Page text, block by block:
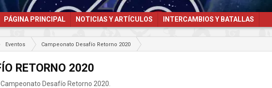
PÁGINA PRINCIPAL NOTICIAS Y ARTÍCULOS INTERCAMBIOS Y BATALLAS
Eventos Campeonato Desafío Retorno 2020
RETORNO 2020
Desafío Retorno 2020.